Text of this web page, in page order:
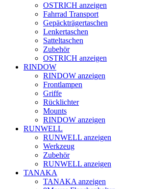
OSTRICH anzeigen
Fahrrad Transport
Gepäckträgertaschen
Lenkertaschen
Satteltaschen
Zubehör
OSTRICH anzeigen
RINDOW
RINDOW anzeigen
Frontlampen
Griffe
Rücklichter
Mounts
RINDOW anzeigen
RUNWELL
RUNWELL anzeigen
Werkzeug
Zubehör
RUNWELL anzeigen
TANAKA
TANAKA anzeigen